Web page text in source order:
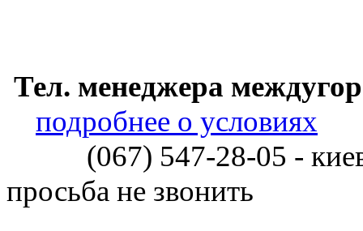
Тел. менеджера
подробнее о условиях
(067) 547-28-05 -
просьба не звонить